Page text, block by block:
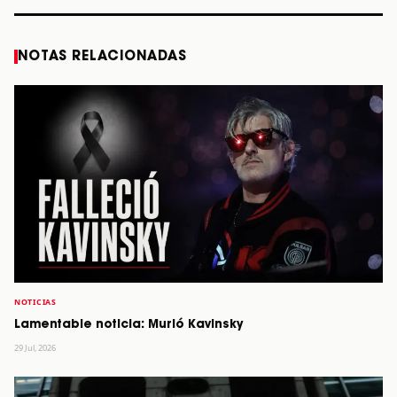
NOTAS RELACIONADAS
NOTICIAS
Lamentable noticia: Murió Kavinsky
29 Jul, 2026